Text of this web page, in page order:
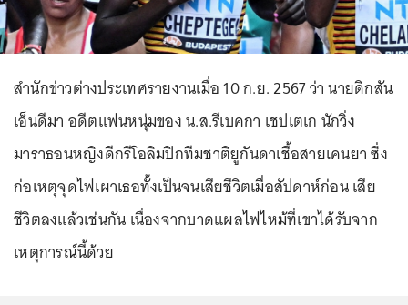
สำนักข่าวต่างประเทศรายงานเมื่อ 10 ก.ย. 2567 ว่า นายดิกสัน
เอ็นดีมา อดีตแฟนหนุ่มของ น.ส.รีเบคกา เชปเตเก นักวิ่ง
มาราธอนหญิงดีกรีโอลิมปิกทีมชาติยูกันดาเชื้อสายเคนยา ซึ่ง
ก่อเหตุจุดไฟเผาเธอทั้งเป็นจนเสียชีวิตเมื่อสัปดาห์ก่อน เสีย
ชีวิตลงแล้วเช่นกัน เนื่องจากบาดแผลไฟไหม้ที่เขาได้รับจาก
เหตุการณ์นี้ด้วย